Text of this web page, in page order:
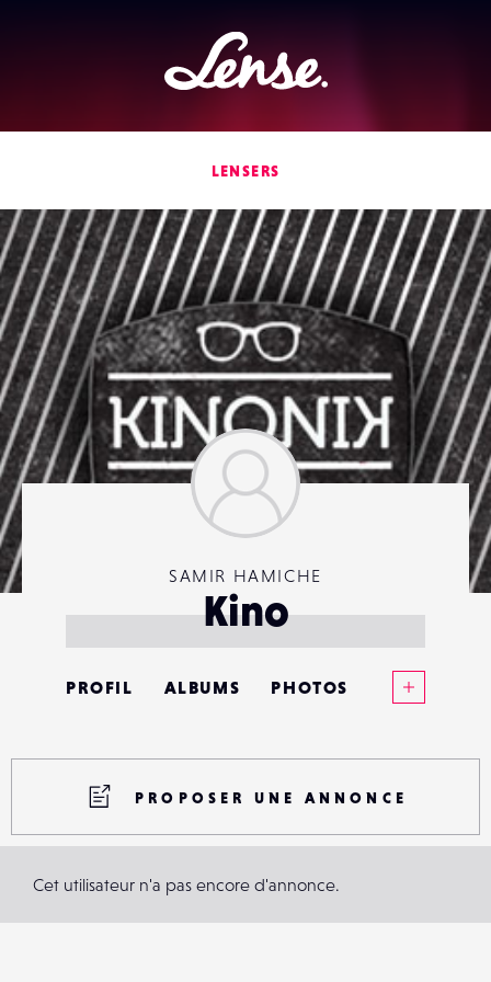
Lense
LENSERS
SAMIR HAMICHE
Kino
PROFIL ALBUMS PHOTOS
CONTACTS
ÉVÉNEMENTS
PROPOSER UNE ANNONCE
Cet utilisateur n'a pas encore d'annonce.